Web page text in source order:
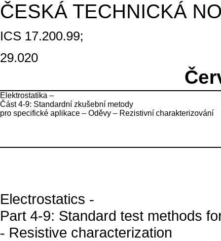
ČESKÁ TECHNICKÁ
ICS 17.200.99;
29.020
Elektrostatika –
Část 4-9: Standardní zkušební metody
pro specifické aplikace – Oděvy – Rezistivní charakterizování
Electrostatics -
Part 4-9: Standard test methods
- Resistive characterization